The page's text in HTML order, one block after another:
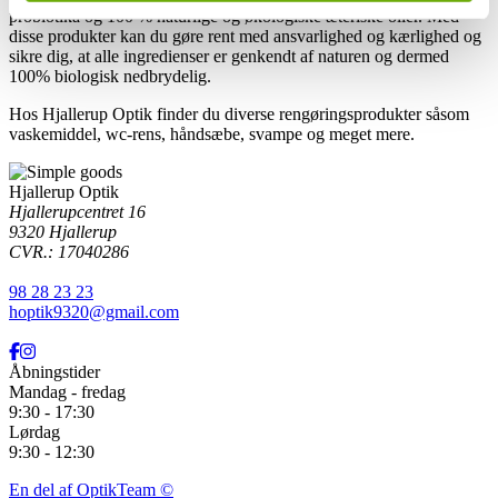
probiotika og 100 % naturlige og økologiske æteriske olier. Med
disse produkter kan du gøre rent med ansvarlighed og kærlighed og
sikre dig, at alle ingredienser er genkendt af naturen og dermed
100% biologisk nedbrydelig.
Hos Hjallerup Optik finder du diverse rengøringsprodukter såsom
vaskemiddel, wc-rens, håndsæbe, svampe og meget mere.
Hjallerup Optik
Hjallerupcentret 16
9320 Hjallerup
CVR.: 17040286
98 28 23 23
hoptik9320@gmail.com
Åbningstider
Mandag - fredag
9:30 - 17:30
Lørdag
9:30 - 12:30
En del af OptikTeam ©